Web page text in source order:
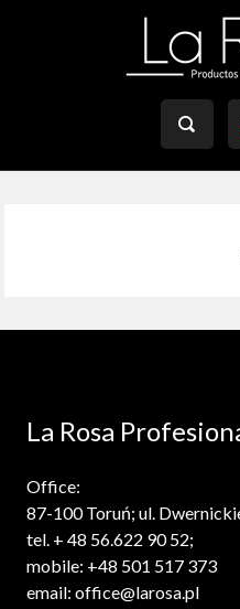

La Rosa
Office:
87-100 Toruń; ul.
tel. + 48 56.622 90 52;
mobile: +48 501 517 373
email: office@larosa.pl